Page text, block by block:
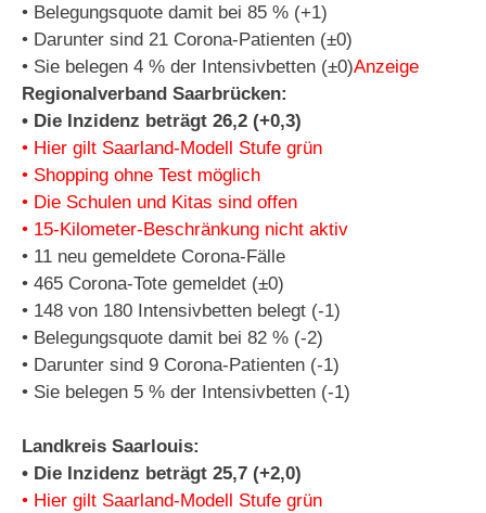
• Belegungsquote damit bei 85 % (+1)
• Darunter sind 21 Corona-Patienten (±0)
• Sie belegen 4 % der Intensivbetten (±0)Anzeige
Regionalverband Saarbrücken:
• Die Inzidenz beträgt 26,2 (+0,3)
• Hier gilt Saarland-Modell Stufe grün
• Shopping ohne Test möglich
• Die Schulen und Kitas sind offen
• 15-Kilometer-Beschränkung nicht aktiv
• 11 neu gemeldete Corona-Fälle
• 465 Corona-Tote gemeldet (±0)
• 148 von 180 Intensivbetten belegt (-1)
• Belegungsquote damit bei 82 % (-2)
• Darunter sind 9 Corona-Patienten (-1)
• Sie belegen 5 % der Intensivbetten (-1)
Landkreis Saarlouis:
• Die Inzidenz beträgt 25,7 (+2,0)
• Hier gilt Saarland-Modell Stufe grün